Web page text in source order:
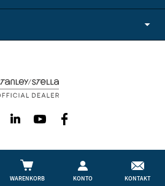
WARENKORB KONTO KONTAKT